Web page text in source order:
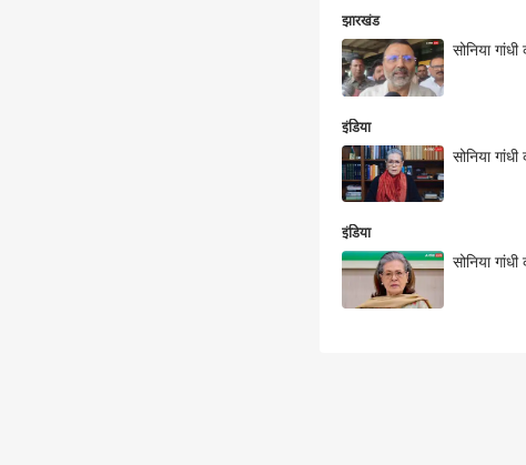
झारखंड
सोनिया
इंडिया
सोनिया
इंडिया
सोनिया